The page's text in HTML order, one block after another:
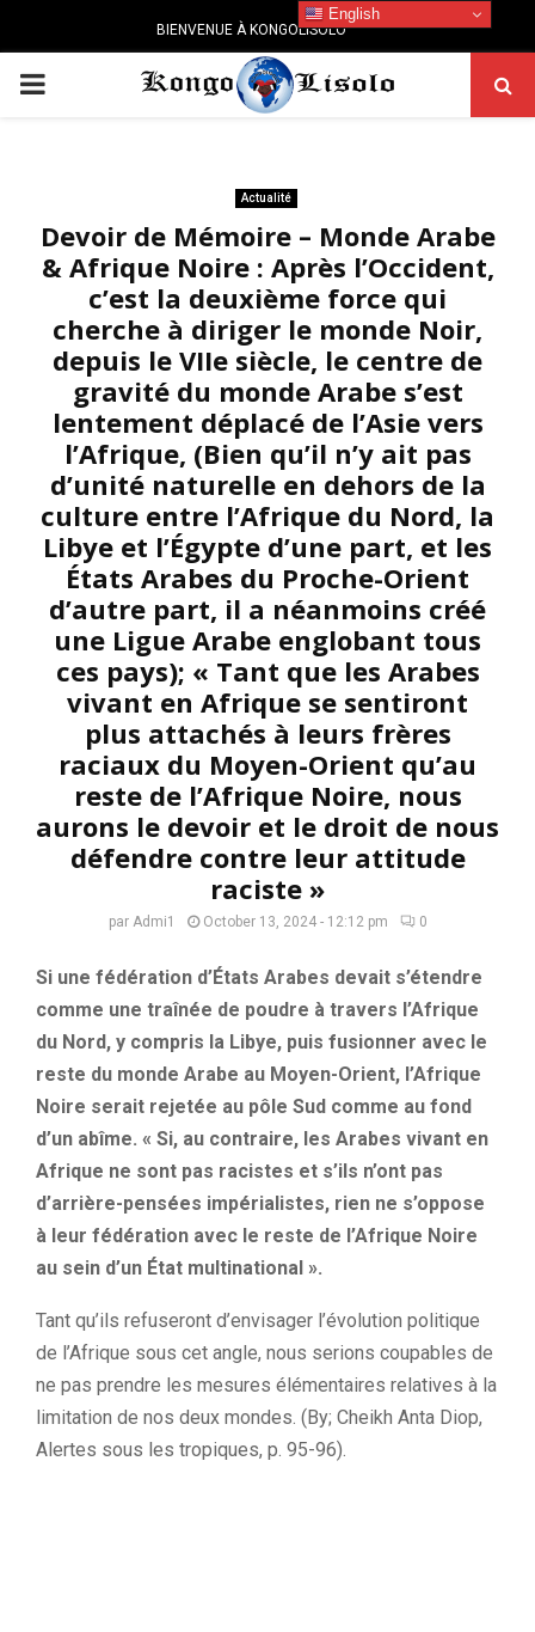
BIENVENUE À KONGOLISOLO
PRIMARY
Actualité
Devoir de Mémoire – Monde Arabe
& Afrique Noire : Après l’Occident,
c’est la deuxième force qui
cherche à diriger le monde Noir,
depuis le VIIe siècle, le centre de
gravité du monde Arabe s’est
lentement déplacé de l’Asie vers
l’Afrique, (Bien qu’il n’y ait pas
d’unité naturelle en dehors de la
culture entre l’Afrique du Nord, la
Libye et l’Égypte d’une part, et les
États Arabes du Proche-Orient
d’autre part, il a néanmoins créé
une Ligue Arabe englobant tous
ces pays); « Tant que les Arabes
vivant en Afrique se sentiront
plus attachés à leurs frères
raciaux du Moyen-Orient qu’au
reste de l’Afrique Noire, nous
aurons le devoir et le droit de nous
défendre contre leur attitude
raciste »
par Admi1 October 13, 2024 - 12:12 pm 0
Si une fédération d’États Arabes devait s’étendre
comme une traînée de poudre à travers l’Afrique
du Nord, y compris la Libye, puis fusionner avec le
reste du monde Arabe au Moyen-Orient, l’Afrique
Noire serait rejetée au pôle Sud comme au fond
d’un abîme. « Si, au contraire, les Arabes vivant en
Afrique ne sont pas racistes et s’ils n’ont pas
d’arrière-pensées impérialistes, rien ne s’oppose
à leur fédération avec le reste de l’Afrique Noire
au sein d’un État multinational ».
Tant qu’ils refuseront d’envisager l’évolution politique
de l’Afrique sous cet angle, nous serions coupables de
ne pas prendre les mesures élémentaires relatives à la
limitation de nos deux mondes. (By; Cheikh Anta Diop,
Alertes sous les tropiques, p. 95-96).
English